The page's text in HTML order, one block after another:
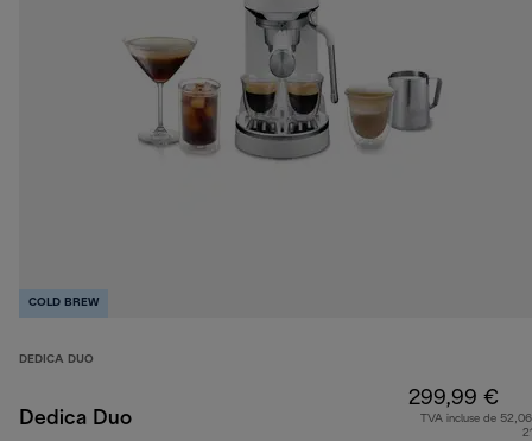
COLD BREW
DEDICA DUO
Dedica Duo
299,99 €
TVA incluse de